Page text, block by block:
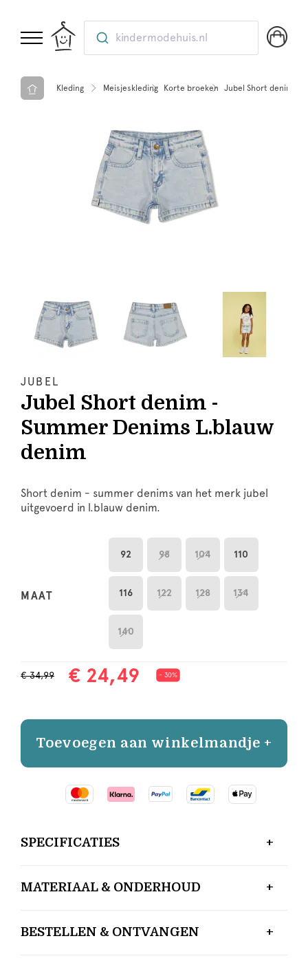
kindermodehuis.nl
Kleding Meisjeskleding Korte broeken Jubel Short denim -
JUBEL
Jubel Short denim -
Summer Denims L.blauw
denim
Short denim - summer denims van het merk jubel
uitgevoerd in l.blauw denim.
MAAT
92 98 104 110
116 122 128 134
140
€ 34,99 € 24,49 - 30%
Toevoegen aan winkelmandje +
SPECIFICATIES
MATERIAAL & ONDERHOUD
BESTELLEN & ONTVANGEN